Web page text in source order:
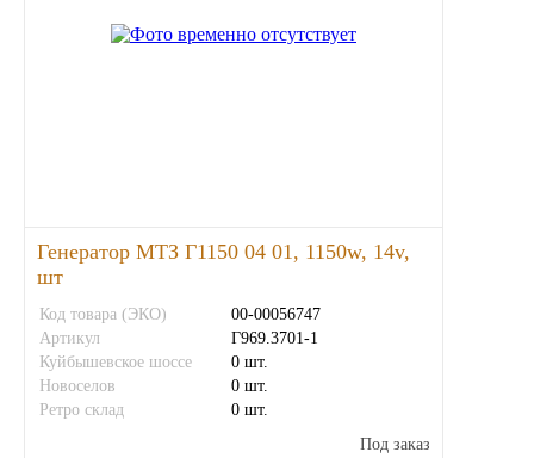
SHELL
SINTEC
TOTACHI
Генератор МТЗ Г1150 04 01, 1150w, 14v,
шт
Код товара (ЭКО)
00-00056747
Артикул
Г969.3701-1
Куйбышевское шоссе
0 шт.
Новоселов
0 шт.
Ретро склад
0 шт.
Под заказ